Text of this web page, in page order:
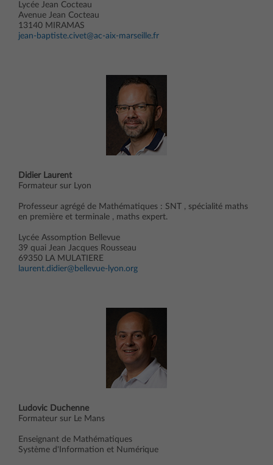
Lycée Jean Cocteau
Avenue Jean Cocteau
13140 MIRAMAS
jean-baptiste.civet@ac-aix-marseille.fr
Didier Laurent
Formateur sur Lyon
Professeur agrégé de Mathématiques : SNT , spécialité maths
en première et terminale , maths expert.
Lycée Assomption Bellevue
39 quai Jean Jacques Rousseau
69350 LA MULATIERE
laurent.didier@bellevue-lyon.org
Ludovic Duchenne
Formateur sur Le Mans
Enseignant de Mathématiques
Système d'Information et Numérique